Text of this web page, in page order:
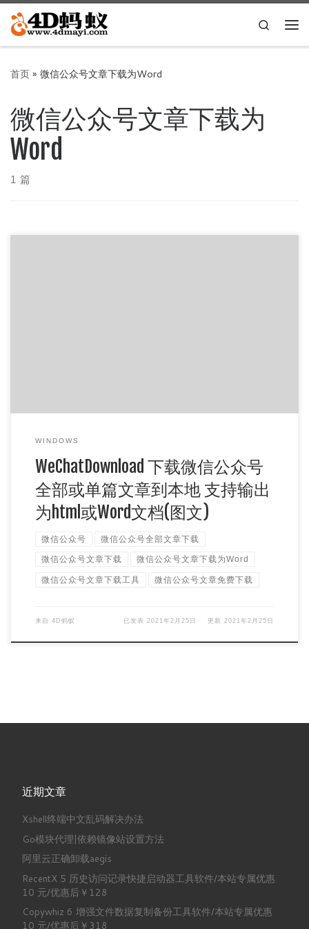
Skip to content
Search
首页» 微信公众号文章下载为Word
微信公众号文章下载为
Word
1 篇
WINDOWS
WeChatDownload 下载微信公众号
全部或单篇文章到本地 支持输出
为html或Word文档(图文)
微信公众号 微信公众号全部文章下载
微信公众号文章下载 微信公众号文章下载为Word
微信公众号文章下载工具 微信公众号文章免费下载
来自 4D蚂蚁 已发表 2021年2月25日 更新 2021年2月25日
近期文章
Xshell终端中文乱码解决办法
Go模块代理|依赖镜像站设置方法
阿里云正确卸载aegis
RecentX 5 历史访问记录快捷启动器工具软件/本站专属优惠
10 元/优惠后￥128
Copywhiz 6 增强文件数据复制备份工具软件/本站专属优惠
10 元/优惠后￥318